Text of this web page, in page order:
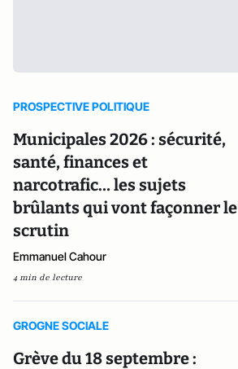
PROSPECTIVE POLITIQUE
Municipales 2026 : sécurité,
santé, finances et
narcotrafic… les sujets
brûlants qui vont façonner le
scrutin
Emmanuel Cahour
4 min de lecture
GROGNE SOCIALE
Grève du 18 septembre :